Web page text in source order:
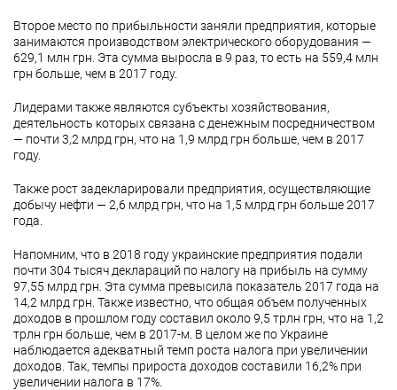
Второе место по прибыльности заняли предприятия, которые
занимаются производством электрического оборудования —
629,1 млн грн. Эта сумма выросла в 9 раз, то есть на 559,4 млн
грн больше, чем в 2017 году.
Лидерами также являются субъекты хозяйствования,
деятельность которых связана с денежным посредничеством
— почти 3,2 млрд грн, что на 1,9 млрд грн больше, чем в 2017
году.
Также рост задекларировали предприятия, осуществляющие
добычу нефти — 2,6 млрд грн, что на 1,5 млрд грн больше 2017
года.
Напомним, что в 2018 году украинские предприятия подали
почти 304 тысяч деклараций по налогу на прибыль на сумму
97,55 млрд грн. Эта сумма превысила показатель 2017 года на
14,2 млрд грн. Также известно, что общая объем полученных
доходов в прошлом году составил около 9,5 трлн грн, что на 1,2
трлн грн больше, чем в 2017-м. В целом же по Украине
наблюдается адекватный темп роста налога при увеличении
доходов. Так, темпы прироста доходов составили 16,2% при
увеличении налога в 17%.